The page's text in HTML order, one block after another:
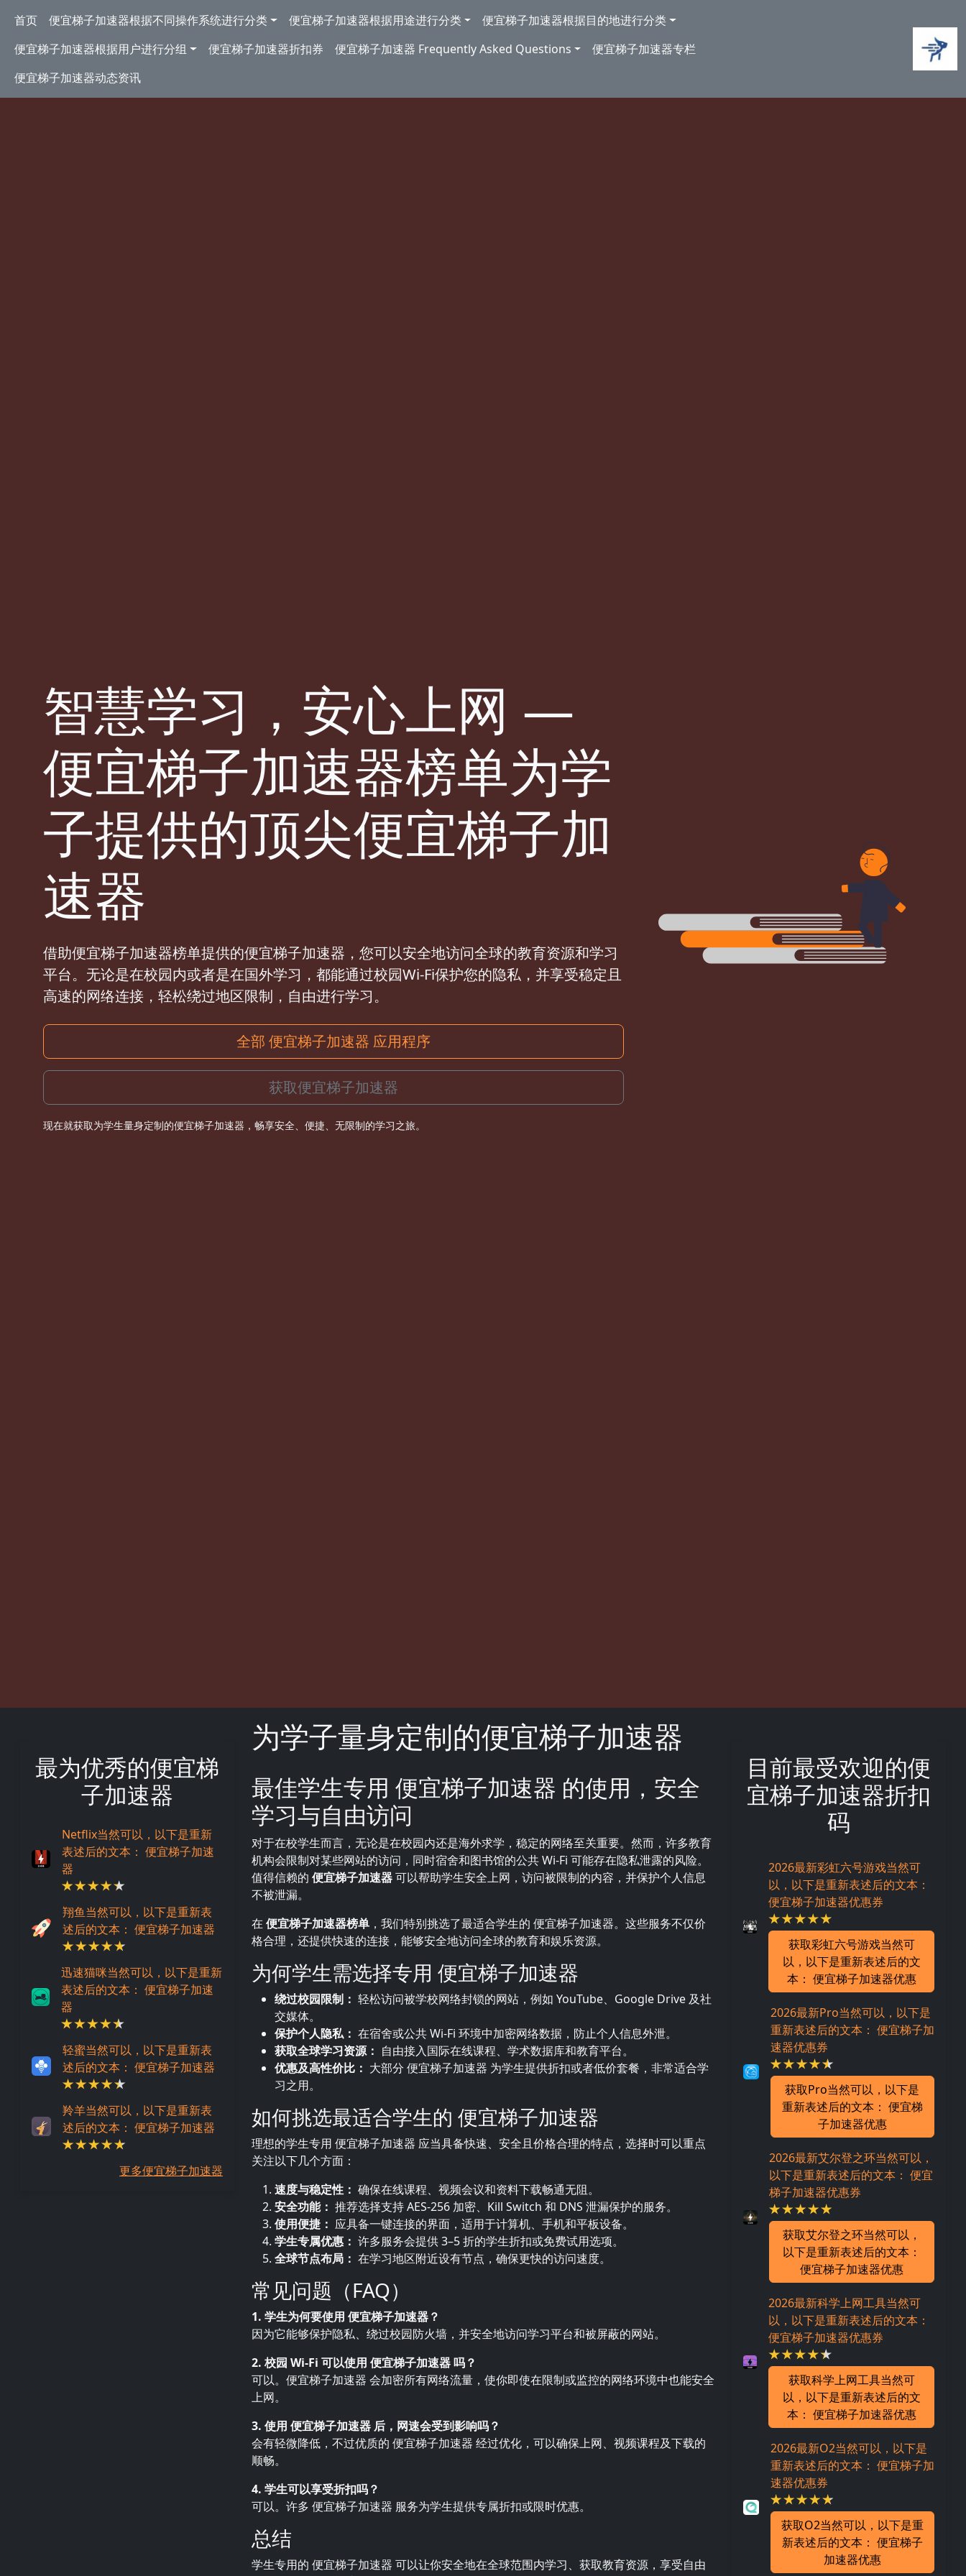
Main navigation
首页 便宜梯子加速器根据不同操作系统进行分类 便宜梯子加速器根据用途进行分类
便宜梯子加速器根据目的地进行分类
便宜梯子加速器根据用户进行分组
便宜梯子加速器折扣券 便宜梯子加速器 Frequently Asked Questions
便宜梯子加速器专栏
便宜梯子加速器动态资讯
智慧学习，安心上网 —
便宜梯子加速器榜单为学
子提供的顶尖便宜梯子加
速器
借助便宜梯子加速器榜单提供的便宜梯子加速器，您可以安全地访问全球的教育资源和学习
平台。无论是在校园内或者是在国外学习，都能通过校园Wi-Fi保护您的隐私，并享受稳定且
高速的网络连接，轻松绕过地区限制，自由进行学习。
全部 便宜梯子加速器 应用程序
获取便宜梯子加速器
现在就获取为学生量身定制的便宜梯子加速器，畅享安全、便捷、无限制的学习之旅。
最为优秀的便宜梯
子加速器
Netflix当然可以，以下是重新
表述后的文本： 便宜梯子加速
器
翔鱼当然可以，以下是重新表
述后的文本： 便宜梯子加速器
迅速猫咪当然可以，以下是重新
表述后的文本： 便宜梯子加速
器
轻蜜当然可以，以下是重新表
述后的文本： 便宜梯子加速器
羚羊当然可以，以下是重新表
述后的文本： 便宜梯子加速器
更多便宜梯子加速器
为学子量身定制的便宜梯子加速器
描述
最佳学生专用 便宜梯子加速器 的使用，安全
学习与自由访问
对于在校学生而言，无论是在校园内还是海外求学，稳定的网络至关重要。然而，许多教育
机构会限制对某些网站的访问，同时宿舍和图书馆的公共 Wi-Fi 可能存在隐私泄露的风险。
值得信赖的 便宜梯子加速器可以帮助学生安全上网，访问被限制的内容，并保护个人信息
不被泄漏。
在 便宜梯子加速器榜单 ，我们特别挑选了最适合学生的 便宜梯子加速器。这些服务不仅价
格合理，还提供快速的连接，能够安全地访问全球的教育和娱乐资源。
为何学生需选择专用 便宜梯子加速器
绕过校园限制： 轻松访问被学校网络封锁的网站，例如 YouTube、Google Drive 及社
交媒体。
保护个人隐私： 在宿舍或公共 Wi-Fi 环境中加密网络数据，防止个人信息外泄。
获取全球学习资源： 自由接入国际在线课程、学术数据库和教育平台。
优惠及高性价比： 大部分 便宜梯子加速器 为学生提供折扣或者低价套餐，非常适合学
习之用。
如何挑选最适合学生的 便宜梯子加速器
理想的学生专用 便宜梯子加速器 应当具备快速、安全且价格合理的特点，选择时可以重点
关注以下几个方面：
速度与稳定性： 确保在线课程、视频会议和资料下载畅通无阻。
安全功能： 推荐选择支持 AES-256 加密、Kill Switch 和 DNS 泄漏保护的服务。
使用便捷： 应具备一键连接的界面，适用于计算机、手机和平板设备。
学生专属优惠： 许多服务会提供 3–5 折的学生折扣或免费试用选项。
全球节点布局： 在学习地区附近设有节点，确保更快的访问速度。
常见问题（FAQ）
1. 学生为何要使用 便宜梯子加速器？
因为它能够保护隐私、绕过校园防火墙，并安全地访问学习平台和被屏蔽的网站。
2. 校园 Wi-Fi 可以使用 便宜梯子加速器 吗？
可以。便宜梯子加速器 会加密所有网络流量，使你即使在限制或监控的网络环境中也能安全
上网。
3. 使用 便宜梯子加速器 后，网速会受到影响吗？
会有轻微降低，不过优质的 便宜梯子加速器 经过优化，可以确保上网、视频课程及下载的
顺畅。
4. 学生可以享受折扣吗？
可以。许多 便宜梯子加速器 服务为学生提供专属折扣或限时优惠。
总结
学生专用的 便宜梯子加速器 可以让你安全地在全球范围内学习、获取教育资源，享受自由
目前最受欢迎的便
宜梯子加速器折扣
码
2026最新彩虹六号游戏当然可
以，以下是重新表述后的文本：
便宜梯子加速器优惠券
获取彩虹六号游戏当然可
以，以下是重新表述后的文
本： 便宜梯子加速器优惠
2026最新Pro当然可以，以下是
重新表述后的文本： 便宜梯子加
速器优惠券
获取Pro当然可以，以下是
重新表述后的文本： 便宜梯
子加速器优惠
2026最新艾尔登之环当然可以，
以下是重新表述后的文本： 便宜
梯子加速器优惠券
获取艾尔登之环当然可以，
以下是重新表述后的文本：
便宜梯子加速器优惠
2026最新科学上网工具当然可
以，以下是重新表述后的文本：
便宜梯子加速器优惠券
获取科学上网工具当然可
以，以下是重新表述后的文
本： 便宜梯子加速器优惠
2026最新O2当然可以，以下是
重新表述后的文本： 便宜梯子加
速器优惠券
获取O2当然可以，以下是重
新表述后的文本： 便宜梯子
加速器优惠